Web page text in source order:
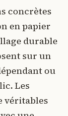
concrètes
en papier
durable
sur un
ou
Les
véritables